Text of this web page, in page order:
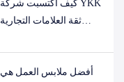
كيف اكتسبت شركة YKK
ثقة العلامات التجارية
أفضل ملابس العمل هي